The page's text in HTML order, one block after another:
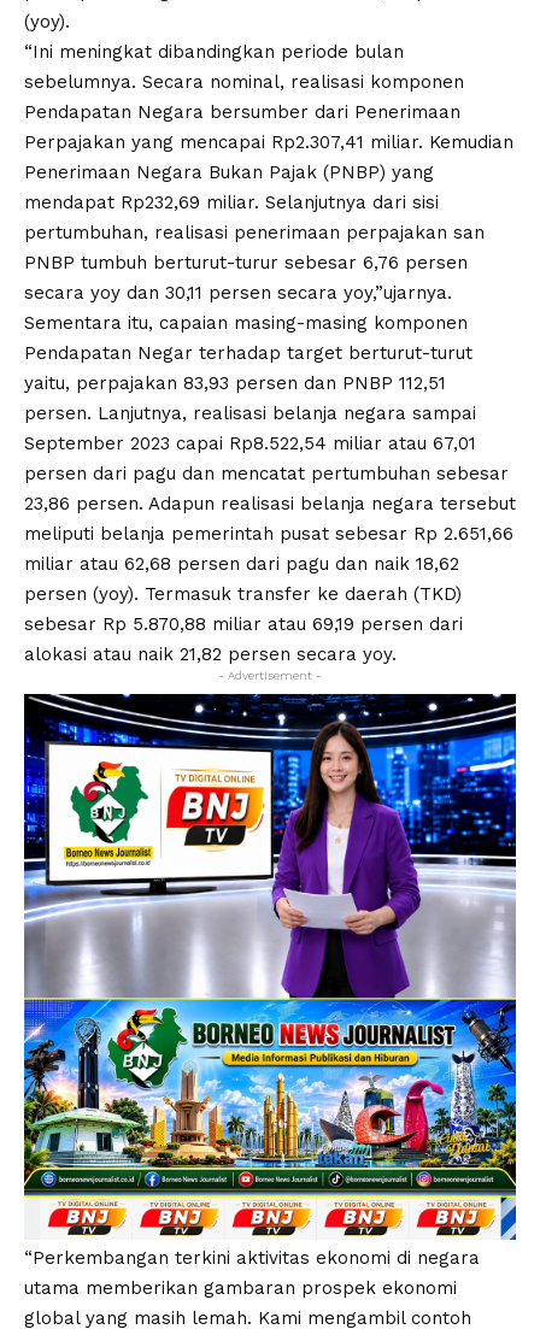
(yoy).
“Ini meningkat dibandingkan periode bulan
sebelumnya. Secara nominal, realisasi komponen
Pendapatan Negara bersumber dari Penerimaan
Perpajakan yang mencapai Rp2.307,41 miliar. Kemudian
Penerimaan Negara Bukan Pajak (PNBP) yang
mendapat Rp232,69 miliar. Selanjutnya dari sisi
pertumbuhan, realisasi penerimaan perpajakan san
PNBP tumbuh berturut-turur sebesar 6,76 persen
secara yoy dan 30,11 persen secara yoy,”ujarnya.
Sementara itu, capaian masing-masing komponen
Pendapatan Negar terhadap target berturut-turut
yaitu, perpajakan 83,93 persen dan PNBP 112,51
persen. Lanjutnya, realisasi belanja negara sampai
September 2023 capai Rp8.522,54 miliar atau 67,01
persen dari pagu dan mencatat pertumbuhan sebesar
23,86 persen. Adapun realisasi belanja negara tersebut
meliputi belanja pemerintah pusat sebesar Rp 2.651,66
miliar atau 62,68 persen dari pagu dan naik 18,62
persen (yoy). Termasuk transfer ke daerah (TKD)
sebesar Rp 5.870,88 miliar atau 69,19 persen dari
alokasi atau naik 21,82 persen secara yoy.
- Advertisement -
“Perkembangan terkini aktivitas ekonomi di negara
utama memberikan gambaran prospek ekonomi
global yang masih lemah. Kami mengambil contoh